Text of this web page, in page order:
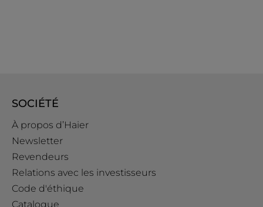
SOCIÉTÉ
À propos d’Haier
Newsletter
Revendeurs
Relations avec les investisseurs
Code d'éthique
Catalogue